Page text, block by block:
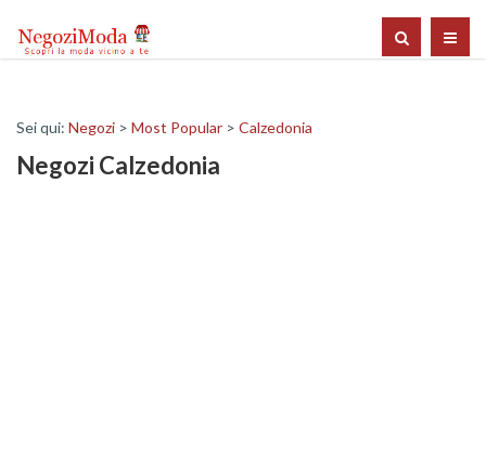
Sei qui: Negozi > Most Popular > Calzedonia
Negozi Calzedonia